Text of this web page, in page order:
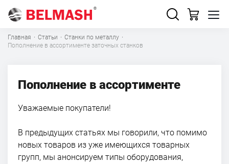
Главная · Статьи · Станки по металлу ·
Пополнение в ассортименте заточных станков
Пополнение в ассортименте
Уважаемые покупатели!
В предыдущих статьях мы говорили, что помимо
новых товаров из уже имеющихся товарных
групп, мы анонсируем типы оборудования,